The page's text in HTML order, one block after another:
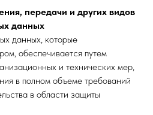
передачи и других видов
данных
данных, которые
обеспечивается путем
и технических мер,
в полном объеме требований
в области защиты